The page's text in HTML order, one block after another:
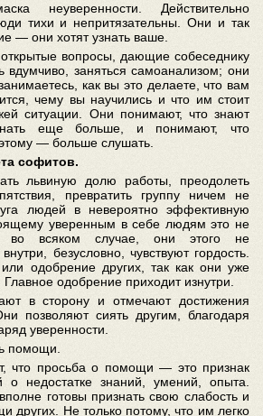
неуверенности. Действительно
тихи и непритязательны. Они и так
— они хотят узнать ваше.
вопросы, дающие собеседнику
вдумчиво, заняться самоанализом; они
как вы это делаете, что вам
чему вы научились и что им стоит
ситуации. Они понимают, что знают
еще больше, и понимают, что
— больше слушать.
софитов.
львиную долю работы, преодолеть
превратить группу ничем не
людей в невероятно эффективную
уверенным в себе людям это не
всяком случае, они этого не
безусловно, чувствуют гордость.
одобрение других, так как они уже
одобрение приходит изнутри.
в сторону и отмечают достижения
позволяют сиять другим, благодаря
уверенности.
помощи.
что просьба о помощи — это признак
о недостатке знаний, умений, опыта.
готовы признать свою слабость и
других. Не только потому, что им легко